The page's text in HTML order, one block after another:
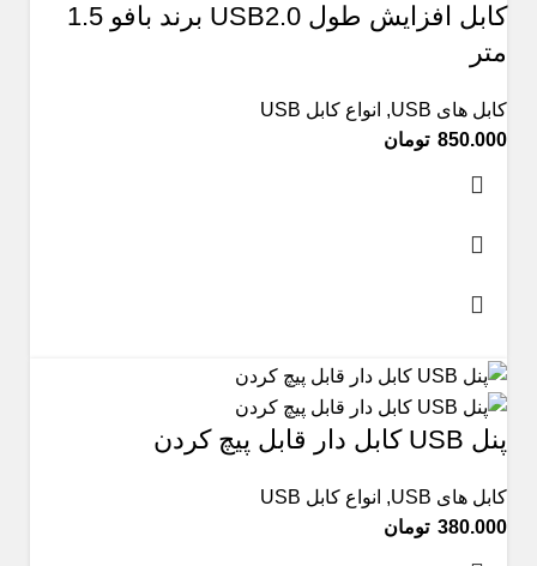
کابل افزایش طول USB2.0 برند بافو 1.5
متر
کابل های USB , انواع کابل USB
تومان
پنل USB کابل دار قابل پیچ کردن
کابل های USB , انواع کابل USB
تومان